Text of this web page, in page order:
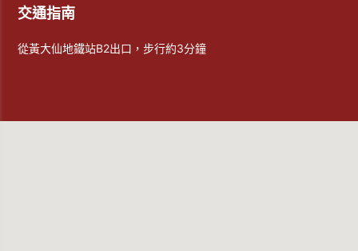
交通指南
從黃大仙地鐵站B2出口，步行約3分鐘